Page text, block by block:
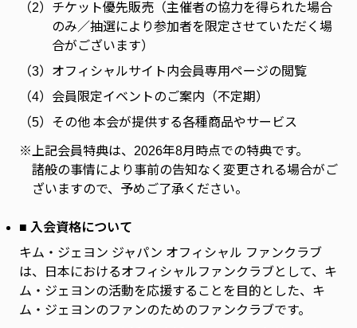
GALLERY
ギャラリー
スペシャルメッセージ
CONTACT
お問い合わせ
（2） チケット優先販売（主催者の協力を得られた場合
のみ／抽選により参加者を限定させていただく場
合がございます）
（3） オフィシャルサイト内会員専用ページの閲覧
（4） 会員限定イベントのご案内（不定期）
（5） その他 本会が提供する各種商品やサービス
※ 上記会員特典は、2026年8月時点での特典です。
諸般の事情により事前の告知なく変更される場合がご
ざいますので、予めご了承ください。
■ 入会資格について
キム・ジェヨン ジャパン オフィシャル ファンクラブ
は、日本におけるオフィシャルファンクラブとして、キ
ム・ジェヨンの活動を応援することを目的とした、キ
ム・ジェヨンのファンのためのファンクラブです。